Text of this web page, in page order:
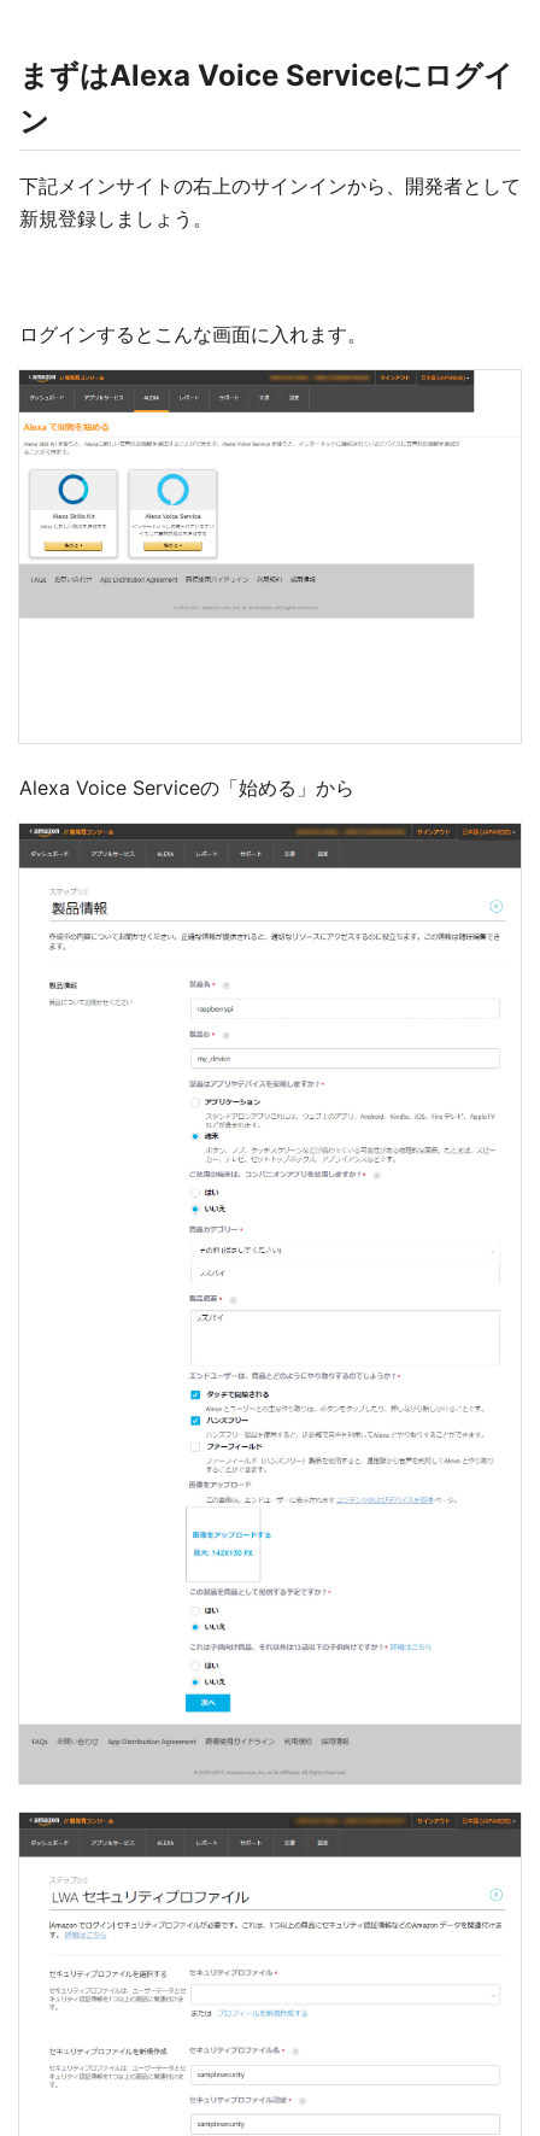
まずはAlexa Voice Serviceにログイ
ン
下記メインサイトの右上のサインインから、開発者として
新規登録しましょう。
ログインするとこんな画面に入れます。
Alexa Voice Serviceの「始める」から